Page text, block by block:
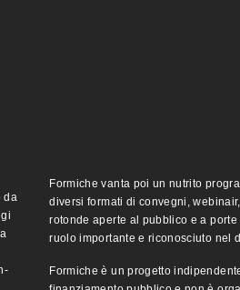
da
Formiche vanta poi un nutrito
diversi formati di convegni,
rotonde aperte al pubblico e a
ruolo importante e riconosciuto nel
Formiche è un progetto